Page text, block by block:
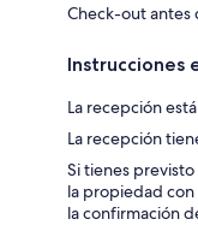
Check-out antes
Instrucciones
La recepción
La recepción
Si tienes
la propiedad
la confirmación